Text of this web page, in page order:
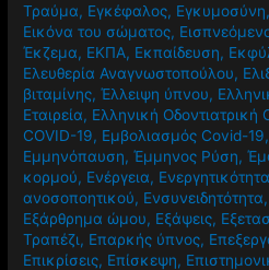
Τραύμα, Εγκέφαλος, Εγκυμοσύνη,
Εικόνα του σώματος,
Έκζεμα, ΕΚΠΑ, Εκπαίδευση,
Ελευθερία Αναγνωστοπούλου,
βιταμίνης,Έλλειψη ύπνου,
Εταιρεία, Ελληνική Οδοντιατρική
COVID-19, Εμβολιασμός Covid-19,
Εμμηνόπαυση,Έμμηνος Ρύση,
κορμού, Ενέργεια, Ενεργητικότητα
ανοσοποητικού, Ενσυνειδητότητα
Εξάρθρημα ώμου, Εξάψεις,
Τραπέζι, Επαρκής ύπνος,
Επικρίσεις, Επίσκεψη,